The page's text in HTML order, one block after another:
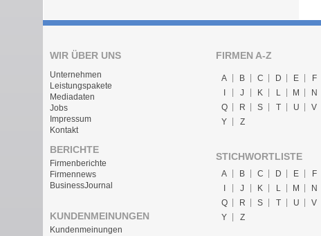
WIR ÜBER UNS
Unternehmen
Leistungspakete
Mediadaten
Jobs
Impressum
Kontakt
BERICHTE
Firmenberichte
Firmennews
BusinessJournal
KUNDENMEINUNGEN
Kundenmeinungen
FIRMEN A-Z
A B C D E F
I
J K L M N
Q
R S T U V
Y
Z
STICHWORTLISTE
A B C D E F
I
J K L M N
Q
R S T U V
Y
Z